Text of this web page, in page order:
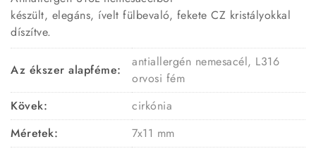
készült, elegáns, ívelt fülbevaló, fekete CZ kristályokkal
díszítve.
Az ékszer alapféme:
antiallergén nemesacél, L316
orvosi fém
Kövek:
cirkónia
Méretek:
7x11 mm